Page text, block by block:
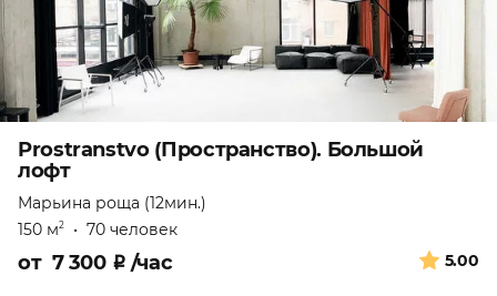
Prostranstvo (Пространство). Большой
лофт
Марьина роща (12мин.)
150 м2 • 70 человек
5.00
от 7 300 ₽ /час